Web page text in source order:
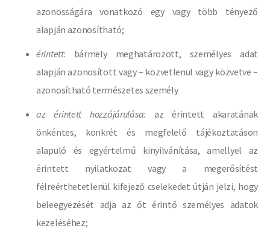
azonosságára vonatkozó egy vagy több tényező
alapján azonosítható;
érintett: bármely meghatározott, személyes adat
alapján azonosított vagy – közvetlenül vagy közvetve –
azonosítható természetes személy
az érintett hozzájárulása: az érintett akaratának
önkéntes, konkrét és megfelelő tájékoztatáson
alapuló és egyértelmű kinyilvánítása, amellyel az
érintett nyilatkozat vagy a megerősítést
félreérthetetlenül kifejező cselekedet útján jelzi, hogy
beleegyezését adja az őt érintő személyes adatok
kezeléséhez;